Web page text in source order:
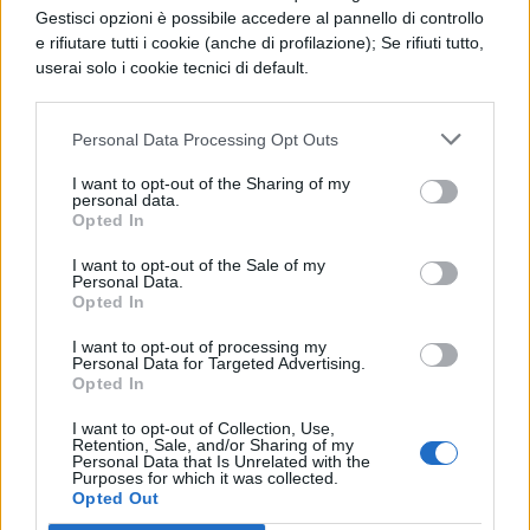
Gestisci opzioni è possibile accedere al pannello di controllo
e rifiutare tutti i cookie (anche di profilazione); Se rifiuti tutto,
userai solo i cookie tecnici di default.
Personal Data Processing Opt Outs
I want to opt-out of the Sharing of my
personal data.
Opted In
I want to opt-out of the Sale of my
Personal Data.
Opted In
I want to opt-out of processing my
Personal Data for Targeted Advertising.
Opted In
I want to opt-out of Collection, Use,
Retention, Sale, and/or Sharing of my
Personal Data that Is Unrelated with the
Purposes for which it was collected.
Opted Out
minuti, ma è anche ben collegato,
dall’aeroporto i bus che hanno destinazione
molto gettonata e molto famosa. Migliaia e
migliaia di turisti ogni anno raggiungo
Newcastle solo per visitare il fantasmagorico
“ Castello di Hogwarts”.
Come abbiamo ben capito, la scoperta è
stata positiva, molto positiva, la notizia che
Hogwarts esiste davvero è praticamente
fantastica, questo vuol dire anche che i sogni
di voi ragazzi sono finalmente realizzabili…
Corri a prenotare anche tu, e visita Alnwick